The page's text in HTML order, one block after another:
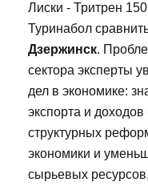
Лиски - Тритрен
Туринабол
Дзержинск.
сектора эксперты
дел в экономике:
экспорта и
структурных
экономики и
сырьевых